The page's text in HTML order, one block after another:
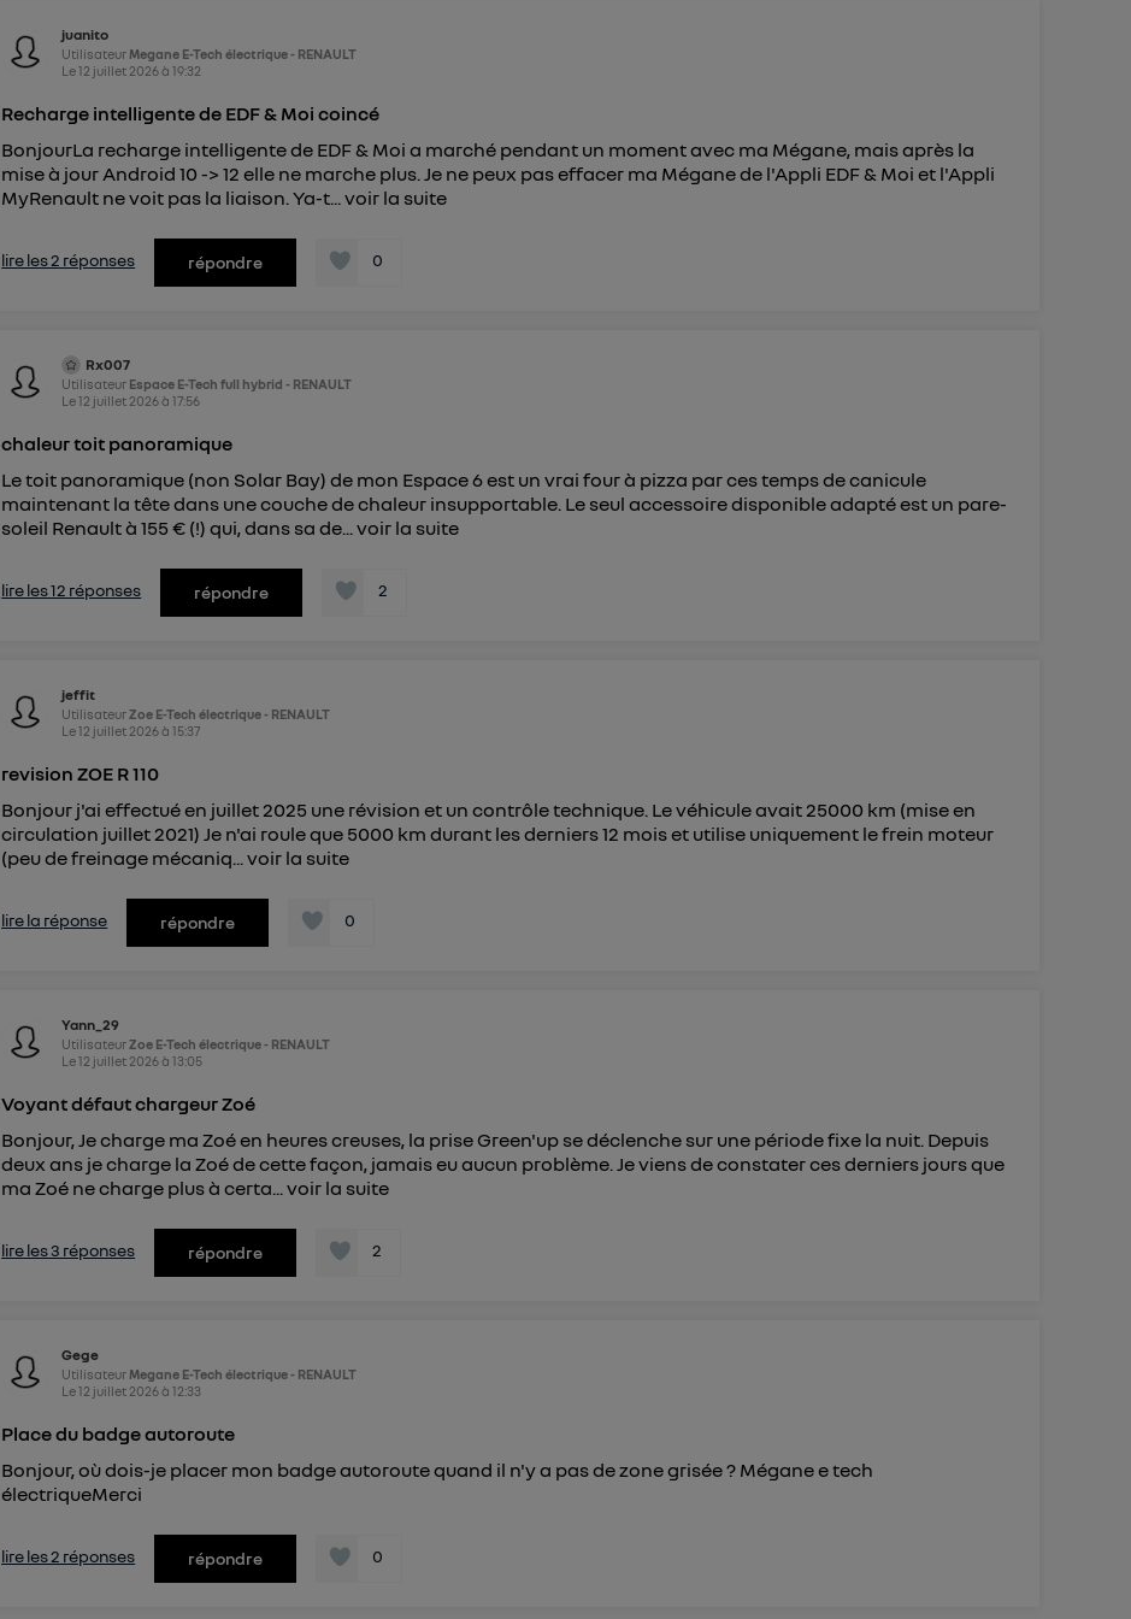
juanito
Utilisateur Megane E-Tech électrique - RENAULT
Le12 juillet 2026à19:32
Recharge intelligente de EDF & Moi coincé
BonjourLa recharge intelligente de EDF & Moi a marché pendant un moment avec ma Mégane, mais après la
mise à jour Android 10 -> 12 elle ne marche plus. Je ne peux pas effacer ma Mégane de l'Appli EDF & Moi et l'Appli
MyRenault ne voit pas la liaison. Ya-t...voir la suite
lire les 2 réponses répondre 0
Rx007
Utilisateur Espace E-Tech full hybrid - RENAULT
Le12 juillet 2026à17:56
chaleur toit panoramique
Le toit panoramique (non Solar Bay) de mon Espace 6 est un vrai four à pizza par ces temps de canicule
maintenant la tête dans une couche de chaleur insupportable. Le seul accessoire disponible adapté est un pare-
soleil Renault à 155 € (!) qui, dans sa de...voir la suite
lire les 12 réponses répondre 2
jeffit
UtilisateurZoe E-Tech électrique - RENAULT
Le12 juillet 2026à15:37
revision ZOE R 110
Bonjour j'ai effectué en juillet 2025 une révision et un contrôle technique. Le véhicule avait 25000 km (mise en
circulation juillet 2021) Je n'ai roule que 5000 km durant les derniers 12 mois et utilise uniquement le frein moteur
(peu de freinage mécaniq...voir la suite
lire la réponse répondre 0
Yann_29
UtilisateurZoe E-Tech électrique - RENAULT
Le12 juillet 2026à13:05
Voyant défaut chargeur Zoé
Bonjour, Je charge ma Zoé en heures creuses, la prise Green'up se déclenche sur une période fixe la nuit. Depuis
deux ans je charge la Zoé de cette façon, jamais eu aucun problème. Je viens de constater ces derniers jours que
ma Zoé ne charge plus à certa...voir la suite
lire les 3 réponses répondre 2
Gege
Utilisateur Megane E-Tech électrique - RENAULT
Le12 juillet 2026à12:33
Place du badge autoroute
Bonjour, où dois-je placer mon badge autoroute quand il n'y a pas de zone grisée ? Mégane e tech
électriqueMerci
lire les 2 réponses répondre 0
") ou via la page « gérer Utiq » en bas de ce site. Pour plus
d'informations, veuillez consulter
personnelles d'Utiq